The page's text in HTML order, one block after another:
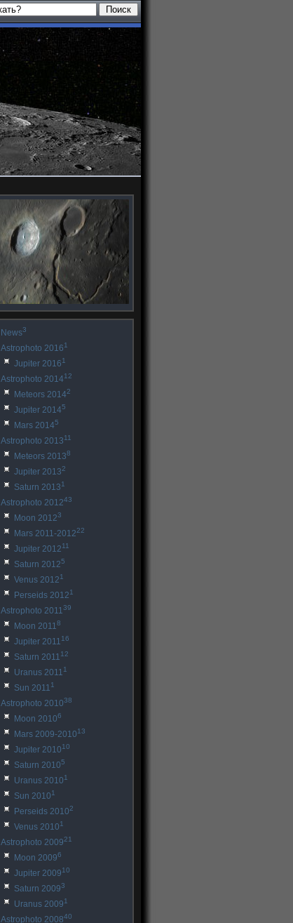
News3
Astrophoto 20161
Jupiter 20161
Astrophoto 201412
Meteors 20142
Jupiter 20145
Mars 20145
Astrophoto 201311
Meteors 20138
Jupiter 20132
Saturn 20131
Astrophoto 201243
Moon 20123
Mars 2011-201222
Jupiter 201211
Saturn 20125
Venus 20121
Perseids 20121
Astrophoto 201139
Moon 20118
Jupiter 201116
Saturn 201112
Uranus 20111
Sun 20111
Astrophoto 201038
Moon 20106
Mars 2009-201013
Jupiter 201010
Saturn 20105
Uranus 20101
Sun 20101
Perseids 20102
Venus 20101
Astrophoto 200921
Moon 20096
Jupiter 200910
Saturn 20093
Uranus 20091
Astrophoto 200840